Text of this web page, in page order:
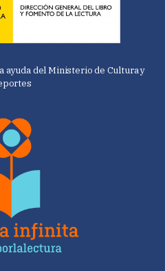
ayuda del Ministerio de Cultura y